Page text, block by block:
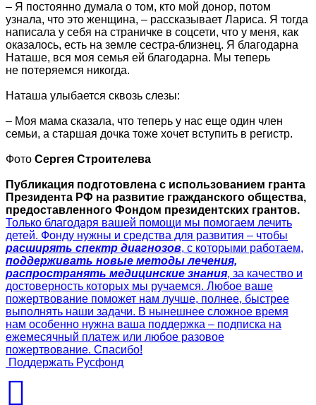
– Я постоянно думала о том, кто мой донор, потом
узнала, что это женщина, – рассказывает Лариса. Я тогда
написала у себя на страничке в соцсети, что у меня, как
оказалось, есть на земле сестра-близнец. Я благодарна
Наташе, вся моя семья ей благодарна. Мы теперь
не потеряемся никогда.
Наташа улыбается сквозь слезы:
– Моя мама сказала, что теперь у нас еще один член
семьи, а старшая дочка тоже хочет вступить в регистр.
Фото Сергея Строителева
Публикация подготовлена с использованием гранта
Президента РФ на развитие гражданского общества,
предоставленного Фондом президентских грантов.
Только благодаря вашей помощи мы помогаем лечить
детей. Фонду нужны и средства для развития – чтобы
расширять спектр диагнозов, с которыми работаем,
поддерживать новые методы лечения,
распространять медицинские знания, за качество и
достоверность которых мы ручаемся. Любое ваше
пожертвование поможет нам лучше, полнее, быстрее
выполнять наши задачи. В нынешнее сложное время
нам особенно нужна ваша поддержка – подписка на
ежемесячный платеж или любое разовое
пожертвование. Спасибо!
Поддержать Русфонд